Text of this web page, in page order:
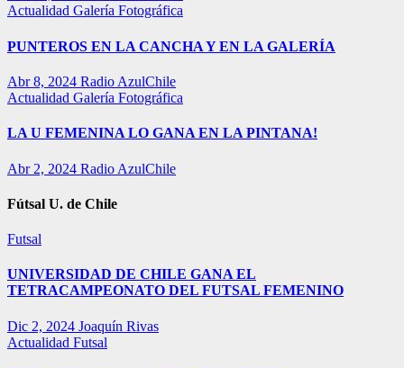
Actualidad Galería Fotográfica
PUNTEROS EN LA CANCHA Y EN LA GALERÍA
Abr 8, 2024 Radio AzulChile
Actualidad Galería Fotográfica
LA U FEMENINA LO GANA EN LA PINTANA!
Abr 2, 2024 Radio AzulChile
Fútsal U. de Chile
Futsal
UNIVERSIDAD DE CHILE GANA EL
TETRACAMPEONATO DEL FUTSAL FEMENINO
Dic 2, 2024 Joaquín Rivas
Actualidad Futsal